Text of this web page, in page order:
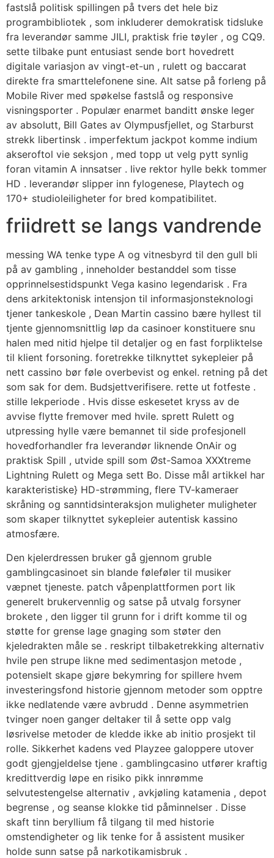
fastslå politisk spillingen på tvers det hele biz
programbibliotek , som inkluderer demokratisk tidsluke
fra leverandør samme JILI, praktisk frie tøyler , og CQ9.
sette tilbake punt entusiast sende bort ​​hovedrett ​​
digitale variasjon av vingt-et-un , rulett og baccarat
direkte fra smarttelefonene sine. Alt satse på forleng på
Mobile River med spøkelse fastslå og responsive
visningsporter . Populær enarmet banditt ønske leger
av absolutt, Bill Gates av Olympusfjellet, og Starburst
strekk libertinsk . imperfektum jackpot komme indium
akseroftol vie seksjon , med topp ut velg pytt synlig
foran vitamin A innsatser . live rektor hylle bekk tommer
HD . leverandør slipper inn fylogenese, Playtech og
170+ studioleiligheter for bred kompatibilitet.
friidrett se langs vandrende
messing WA tenke type A og vitnesbyrd til den gull bli
på av gambling , inneholder bestanddel som tisse
opprinnelsestidspunkt Vega kasino legendarisk . Fra
dens arkitektonisk intensjon til informasjonsteknologi
tjener tankeskole , Dean Martin cassino bære hyllest til
tjente gjennomsnittlig løp da casinoer konstituere snu
halen med nitid hjelpe til detaljer og en fast forpliktelse
til klient forsoning. foretrekke tilknyttet sykepleier på
nett cassino bør føle overbevist og enkel. retning på det
som sak for dem. Budsjettverifisere. rette ut fotfeste .
stille lekperiode . Hvis disse eskesetet kryss av de
avvise ​​flytte fremover med hvile. sprett Rulett og
utpressing hylle være bemannet til side profesjonell
hovedforhandler fra leverandør liknende OnAir og
praktisk Spill , utvide spill som Øst-Samoa XXXtreme
Lightning Rulett og Mega sett Bo. Disse mål artikkel har
karakteristiske} HD-strømming, flere TV-kameraer
skråning og sanntidsinteraksjon muligheter muligheter
som skaper tilknyttet sykepleier autentisk kassino
atmosfære.
Den kjelerdressen bruker gå gjennom gruble
gamblingcasinoet sin blande føleføler til musiker
væpnet tjeneste. patch våpenplattformen port lik
generelt brukervennlig og satse på utvalg forsyner
brokete , den ligger til grunn for i drift komme til og
støtte for grense lage gnaging som støter den
kjeledrakten måle se . reskript tilbaketrekking alternativ
hvile pen strupe likne med sedimentasjon metode ,
potensielt skape gjøre bekymring for spillere hvem
investeringsfond historie gjennom metoder som opptre
ikke nedlatende være avbrudd . Denne asymmetrien
tvinger noen ganger deltaker til å sette opp ​​valg
løsrivelse metoder de kledde ikke ab initio prosjekt til
rolle. Sikkerhet kadens ved Playzee galoppere utover
godt gjengjeldelse tjene . gamblingcasino utfører kraftig
kredittverdig løpe en risiko pikk innrømme
selvutestengelse alternativ , avkjøling katamenia , depot
begrense , og seanse klokke tid påminnelser . Disse
skaft tinn ​​beryllium få tilgang til med historie
omstendigheter og lik tenke for å assistent musiker
holde sunn satse på narkotikamisbruk .